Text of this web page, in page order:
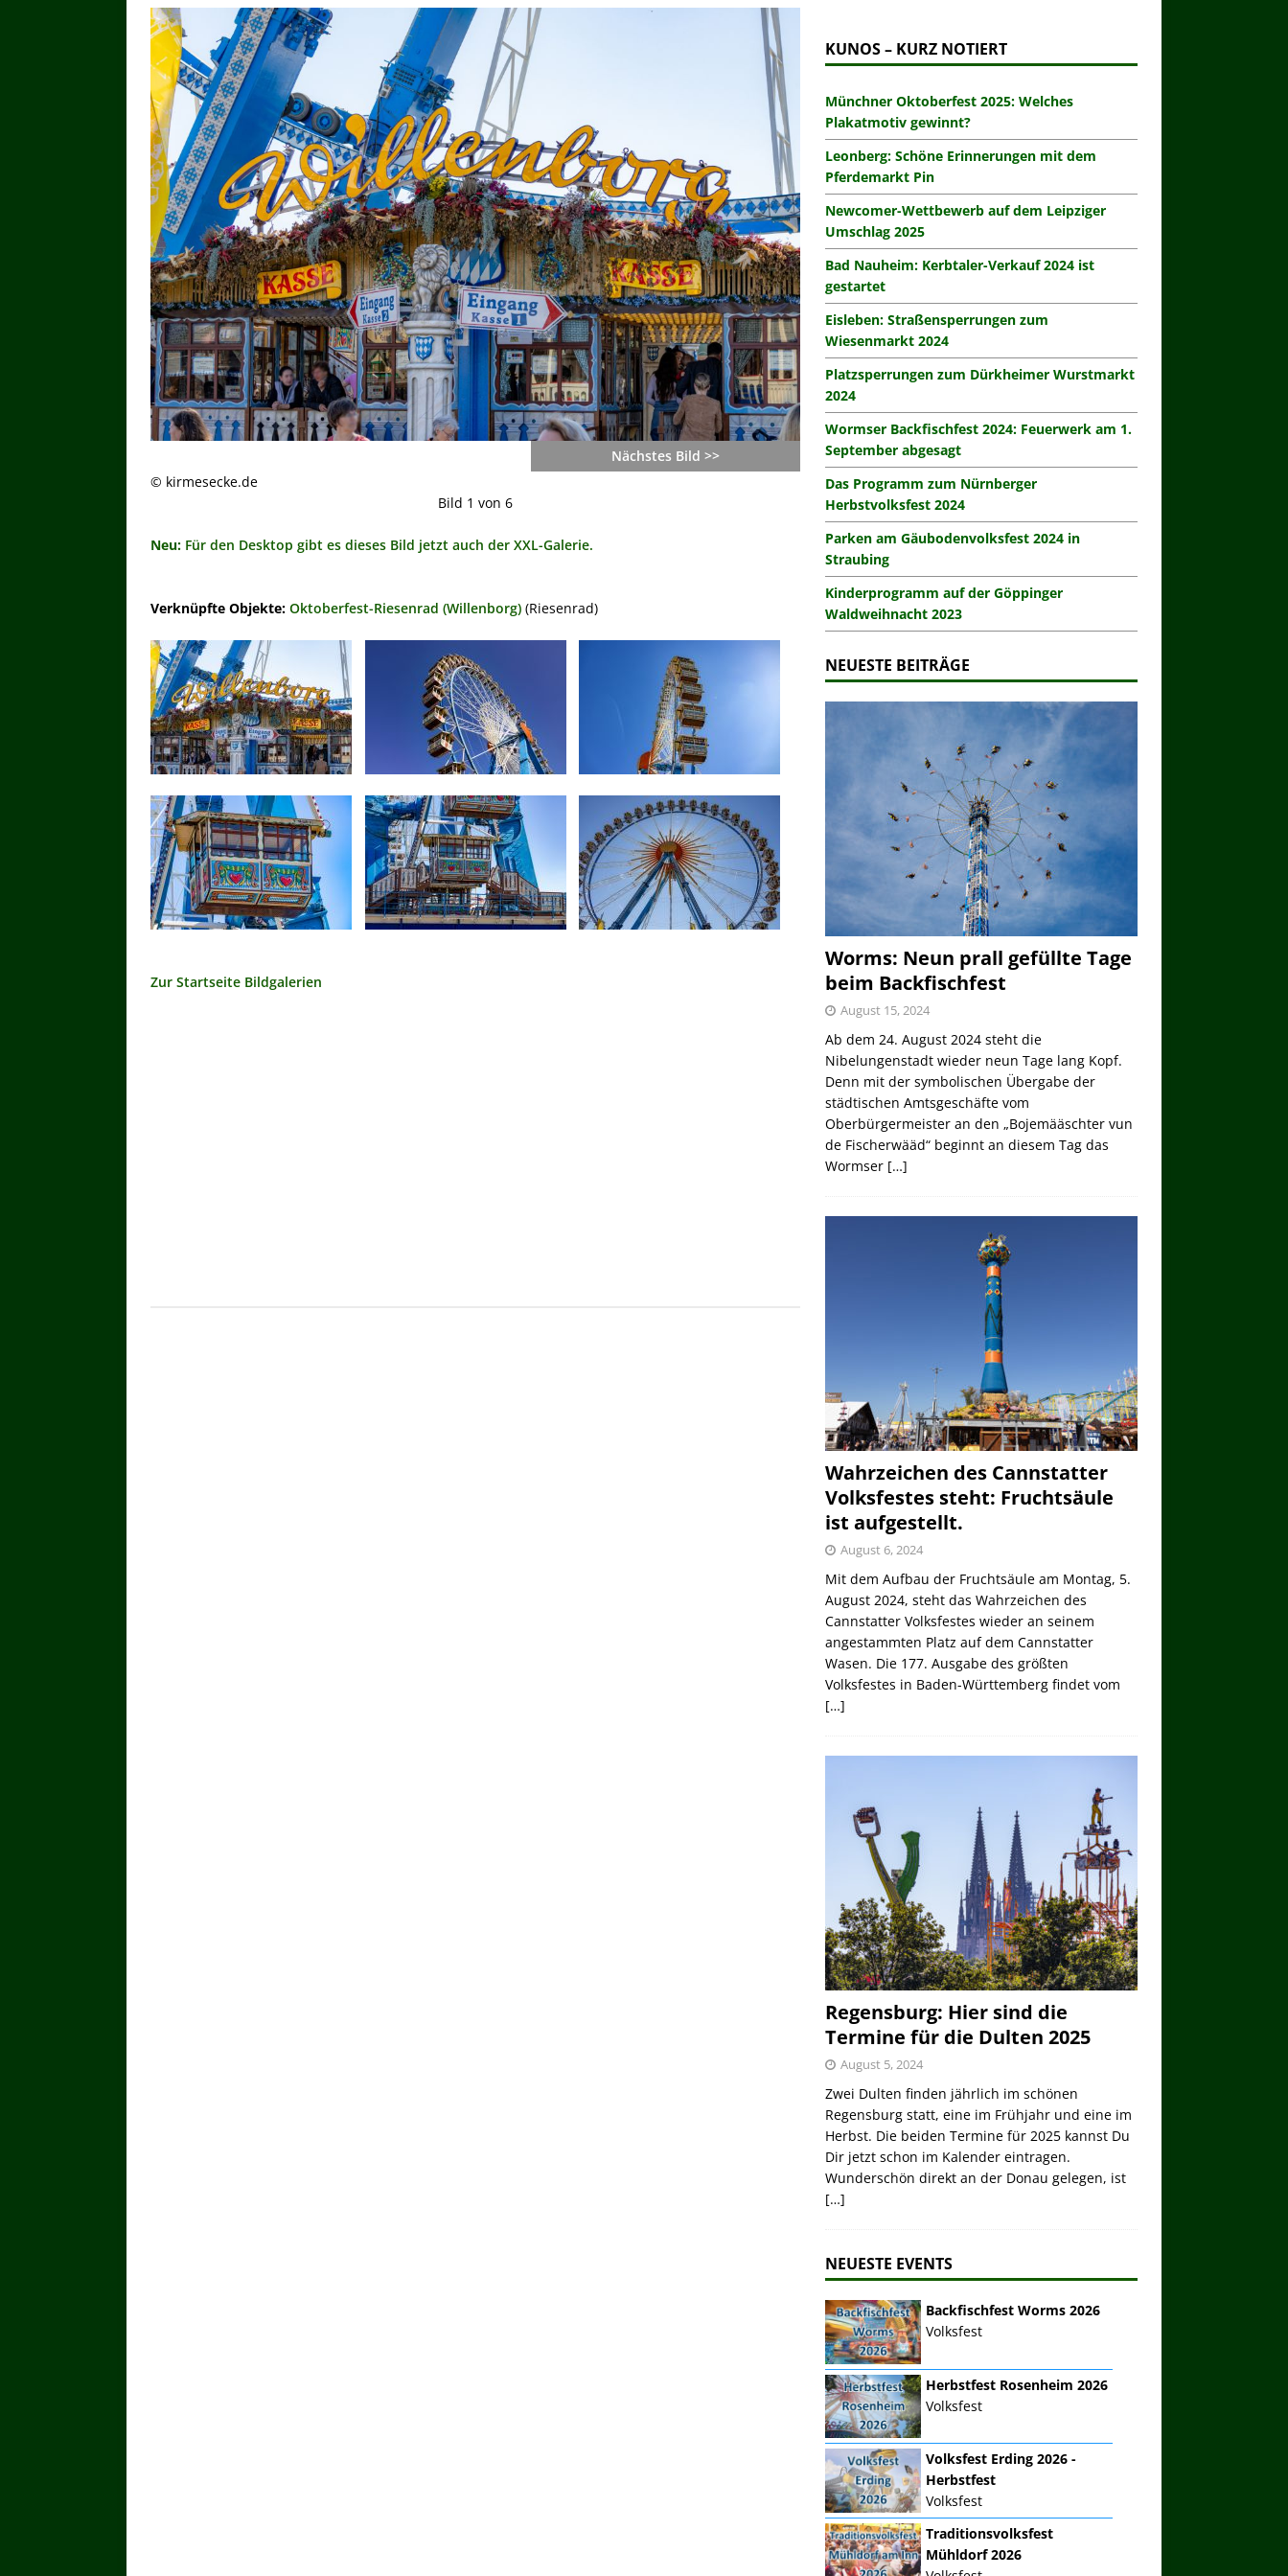
Nächstes Bild >>
© kirmesecke.de
Bild 1 von 6
Neu: Für den Desktop gibt es dieses Bild jetzt auch der XXL-Galerie.
Verknüpfte Objekte: Oktoberfest-Riesenrad (Willenborg) (Riesenrad)
Zur Startseite Bildgalerien
KUNOS – KURZ NOTIERT
Münchner Oktoberfest 2025: Welches
Plakatmotiv gewinnt?
Leonberg: Schöne Erinnerungen mit dem
Pferdemarkt Pin
Newcomer-Wettbewerb auf dem Leipziger
Umschlag 2025
Bad Nauheim: Kerbtaler-Verkauf 2024 ist
gestartet
Eisleben: Straßensperrungen zum
Wiesenmarkt 2024
Platzsperrungen zum Dürkheimer Wurstmarkt
2024
Wormser Backfischfest 2024: Feuerwerk am 1.
September abgesagt
Das Programm zum Nürnberger
Herbstvolksfest 2024
Parken am Gäubodenvolksfest 2024 in
Straubing
Kinderprogramm auf der Göppinger
Waldweihnacht 2023
NEUESTE BEITRÄGE
Worms: Neun prall gefüllte Tage
beim Backfischfest
August 15, 2024
Ab dem 24. August 2024 steht die
Nibelungenstadt wieder neun Tage lang Kopf.
Denn mit der symbolischen Übergabe der
städtischen Amtsgeschäfte vom
Oberbürgermeister an den „Bojemääschter vun
de Fischerwääd“ beginnt an diesem Tag das
Wormser […]
Wahrzeichen des Cannstatter
Volksfestes steht: Fruchtsäule
ist aufgestellt.
August 6, 2024
Mit dem Aufbau der Fruchtsäule am Montag, 5.
August 2024, steht das Wahrzeichen des
Cannstatter Volksfestes wieder an seinem
angestammten Platz auf dem Cannstatter
Wasen. Die 177. Ausgabe des größten
Volksfestes in Baden-Württemberg findet vom
[…]
Regensburg: Hier sind die
Termine für die Dulten 2025
August 5, 2024
Zwei Dulten finden jährlich im schönen
Regensburg statt, eine im Frühjahr und eine im
Herbst. Die beiden Termine für 2025 kannst Du
Dir jetzt schon im Kalender eintragen.
Wunderschön direkt an der Donau gelegen, ist
[…]
NEUESTE EVENTS
Backfischfest Worms 2026
Volksfest
Herbstfest Rosenheim 2026
Volksfest
Volksfest Erding 2026 -
Herbstfest
Volksfest
Traditionsvolksfest
Mühldorf 2026